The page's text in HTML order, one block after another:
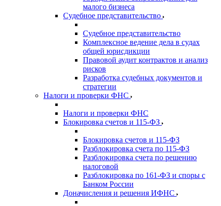
малого бизнеса
Судебное представительство
Судебное представительство
Комплексное ведение дела в судах
общей юрисдикции
Правовой аудит контрактов и анализ
рисков
Разработка судебных документов и
стратегии
Налоги и проверки ФНС
Налоги и проверки ФНС
Блокировка счетов и 115-ФЗ
Блокировка счетов и 115-ФЗ
Разблокировка счета по 115-ФЗ
Разблокировка счета по решению
налоговой
Разблокировка по 161-ФЗ и споры с
Банком России
Доначисления и решения ИФНС